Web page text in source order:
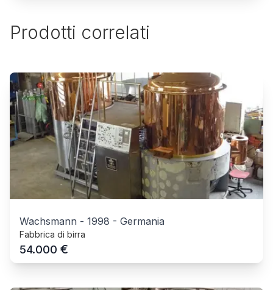
Prodotti correlati
Wachsmann - 1998 - Germania
Fabbrica di birra
54.000 €